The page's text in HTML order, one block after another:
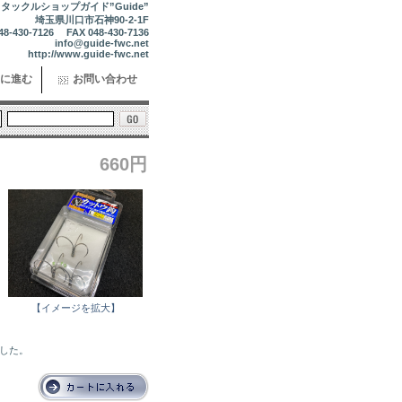
タックルショップガイド”Guide”
埼玉県川口市石神90-2-1F
430-7126 FAX 048-430-7136
info@guide-fwc.net
http://www.guide-fwc.net
進む お問い合わせ
660円
【イメージを拡大】
た。